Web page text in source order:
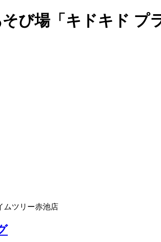
び場「キドキド プ
ムツリー赤池店